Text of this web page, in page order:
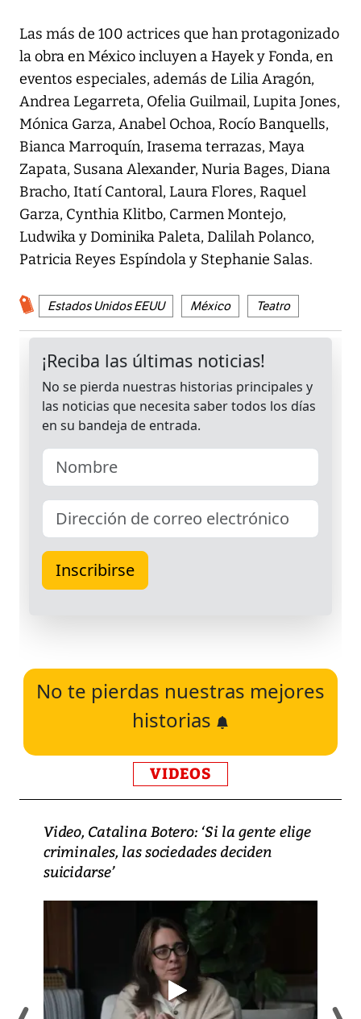
Las más de 100 actrices que han protagonizado
la obra en México incluyen a Hayek y Fonda, en
eventos especiales, además de Lilia Aragón,
Andrea Legarreta, Ofelia Guilmail, Lupita Jones,
Mónica Garza, Anabel Ochoa, Rocío Banquells,
Bianca Marroquín, Irasema terrazas, Maya
Zapata, Susana Alexander, Nuria Bages, Diana
Bracho, Itatí Cantoral, Laura Flores, Raquel
Garza, Cynthia Klitbo, Carmen Montejo,
Ludwika y Dominika Paleta, Dalilah Polanco,
Patricia Reyes Espíndola y Stephanie Salas.
Estados Unidos EEUU México Teatro
No te pierdas nuestras mejores
historias
VIDEOS
Video, Catalina Botero: ‘Si la gente elige
criminales, las sociedades deciden
suicidarse’